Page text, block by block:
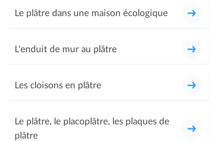
Le plâtre dans une maison écologique
L'enduit de mur au plâtre
Les cloisons en plâtre
Le plâtre, le placoplâtre, les plaques de
plâtre